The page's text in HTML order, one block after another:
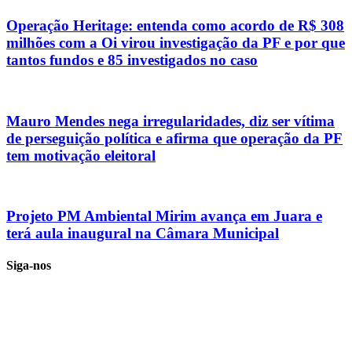
Operação Heritage: entenda como acordo de R$ 308
milhões com a Oi virou investigação da PF e por que
tantos fundos e 85 investigados no caso
Mauro Mendes nega irregularidades, diz ser vítima
de perseguição política e afirma que operação da PF
tem motivação eleitoral
Projeto PM Ambiental Mirim avança em Juara e
terá aula inaugural na Câmara Municipal
Siga-nos